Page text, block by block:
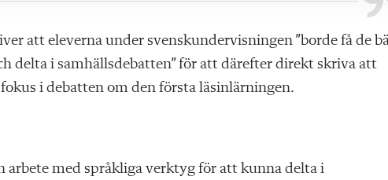
att eleverna under svenskundervisningen ”borde få de
delta i samhällsdebatten” för att därefter direkt skriva att
i debatten om den första läsinlärningen.
arbete med språkliga verktyg för att kunna delta i